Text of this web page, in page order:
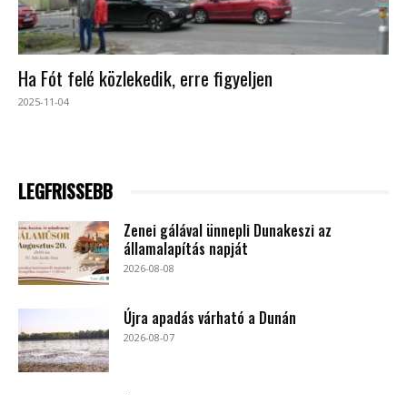
Ha Fót felé közlekedik, erre figyeljen
2025-11-04
LEGFRISSEBB
Zenei gálával ünnepli Dunakeszi az
államalapítás napját
2026-08-08
Újra apadás várható a Dunán
2026-08-07